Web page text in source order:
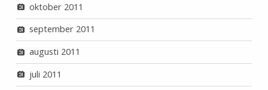
oktober 2011
september 2011
augusti 2011
juli 2011